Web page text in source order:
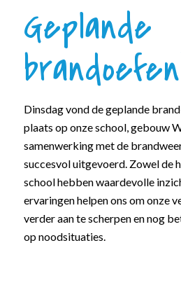
Geplande
Dinsdag vond de geplande
plaats op onze school, gebouw
samenwerking met de
succesvol uitgevoerd. Zowel de
school hebben waardevolle
ervaringen helpen ons om onze
verder aan te scherpen en nog
op noodsituaties.